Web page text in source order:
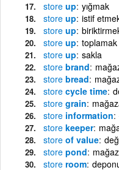
store up yığmak
store up istif
store up
store up toplamak
store up sakla
store brand
store bread
store cycle time
store grain
store information
store keeper
store of value
store pond
store room